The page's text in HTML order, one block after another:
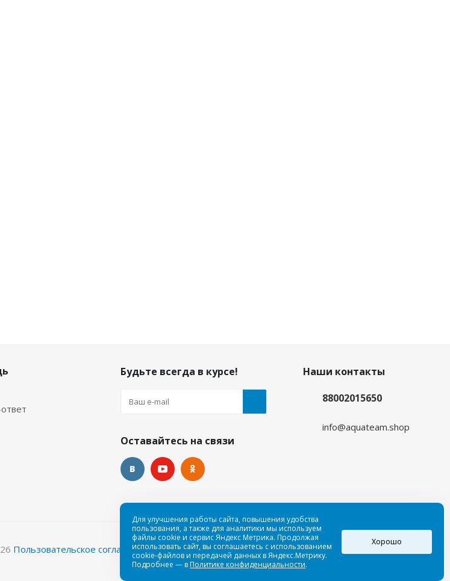
Будьте всегда в курсе!
Оставайтесь на связи
Наши контакты
88002015650
info@aquateam.shop
Пользовательское соглашение
Для улучшения работы сайта, повышения удобства
пользования, а также для аналитики мы используем
файлы cookie и сервис Яндекс Метрика. Продолжая
использовать сайт, вы соглашаетесь с использованием
cookie-файлов и передачей данных в Яндекс.Метрику.
Подробнее — вПолитике конфиденциальности.
Хорошо